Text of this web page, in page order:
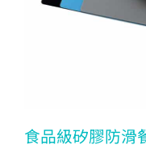
食品級矽膠防滑